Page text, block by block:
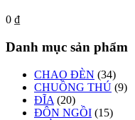
0 ₫
Danh mục sản phẩm
CHAO ĐÈN (34)
CHUỒNG THÚ (9)
ĐĨA (20)
ĐÔN NGỒI (15)